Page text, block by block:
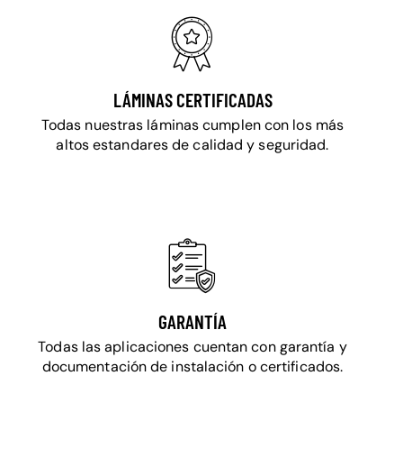
LÁMINAS CERTIFICADAS
Todas nuestras láminas cumplen con los más
altos estandares de calidad y seguridad.
GARANTÍA
Todas las aplicaciones cuentan con garantía y
documentación de instalación o certificados.